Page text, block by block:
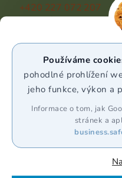
Používáme
pohodlné prohlížení
jeho funkce, výkon a
Informace o tom, jak
stránek a
+420 227 072 207
(Po - Pá 9:00 - 17:00)
WhatsApp